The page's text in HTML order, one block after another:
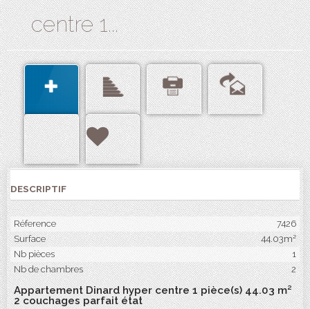
centre 1...
DESCRIPTIF
Réference
7426
Surface
44.03m²
Nb pièces
1
Nb de chambres
2
Appartement Dinard hyper centre 1 pièce(s) 44.03 m²
2 couchages parfait état